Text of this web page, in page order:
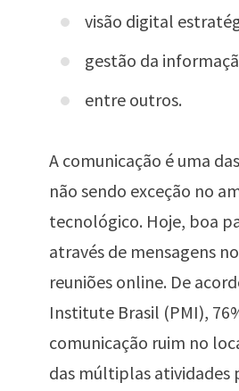
visão digital
gestão da
entre outros.
A comunicação é uma
não sendo exceção no
tecnológico. Hoje, boa
através de mensagens
reuniões online. De
Institute Brasil (PMI),
comunicação ruim no
das múltiplas atividades